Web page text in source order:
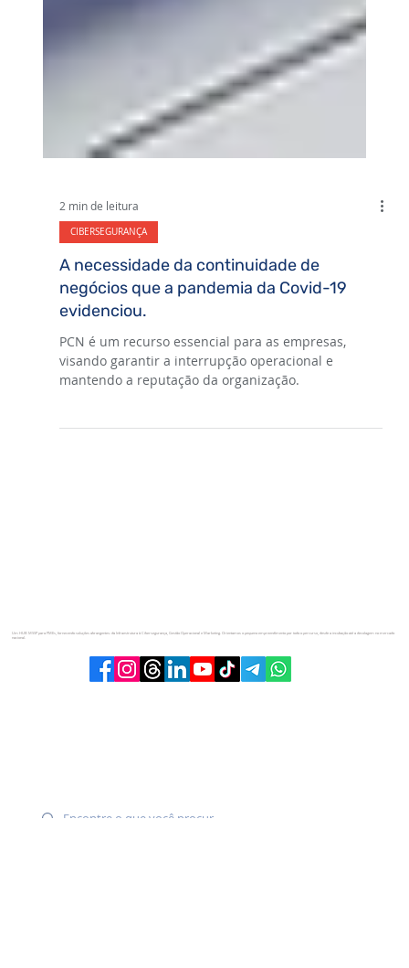
2 min de leitura
CIBERSEGURANÇA
A necessidade da continuidade de
negócios que a pandemia da Covid-19
evidenciou.
PCN é um recurso essencial para as empresas,
mantendo a reputação da organização.
Um HUB MSSP para PMEs, fornecendo soluções abrangentes: da Infraestrutura à Cibersegurança, Gestão Operacional e Marketing. Orientamos o pequeno empreendimento por todo o percurso, desde a incubação até a decolagem no mercado